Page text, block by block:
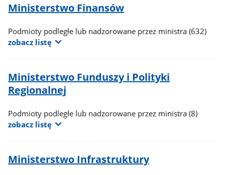
Ministerstwo Finansów
Podmioty podległe lub nadzorowane przez ministra(632)
zobacz listę
Ministerstwo Funduszy i Polityki
Regionalnej
Podmioty podległe lub nadzorowane przez ministra(8)
zobacz listę
Ministerstwo Infrastruktury